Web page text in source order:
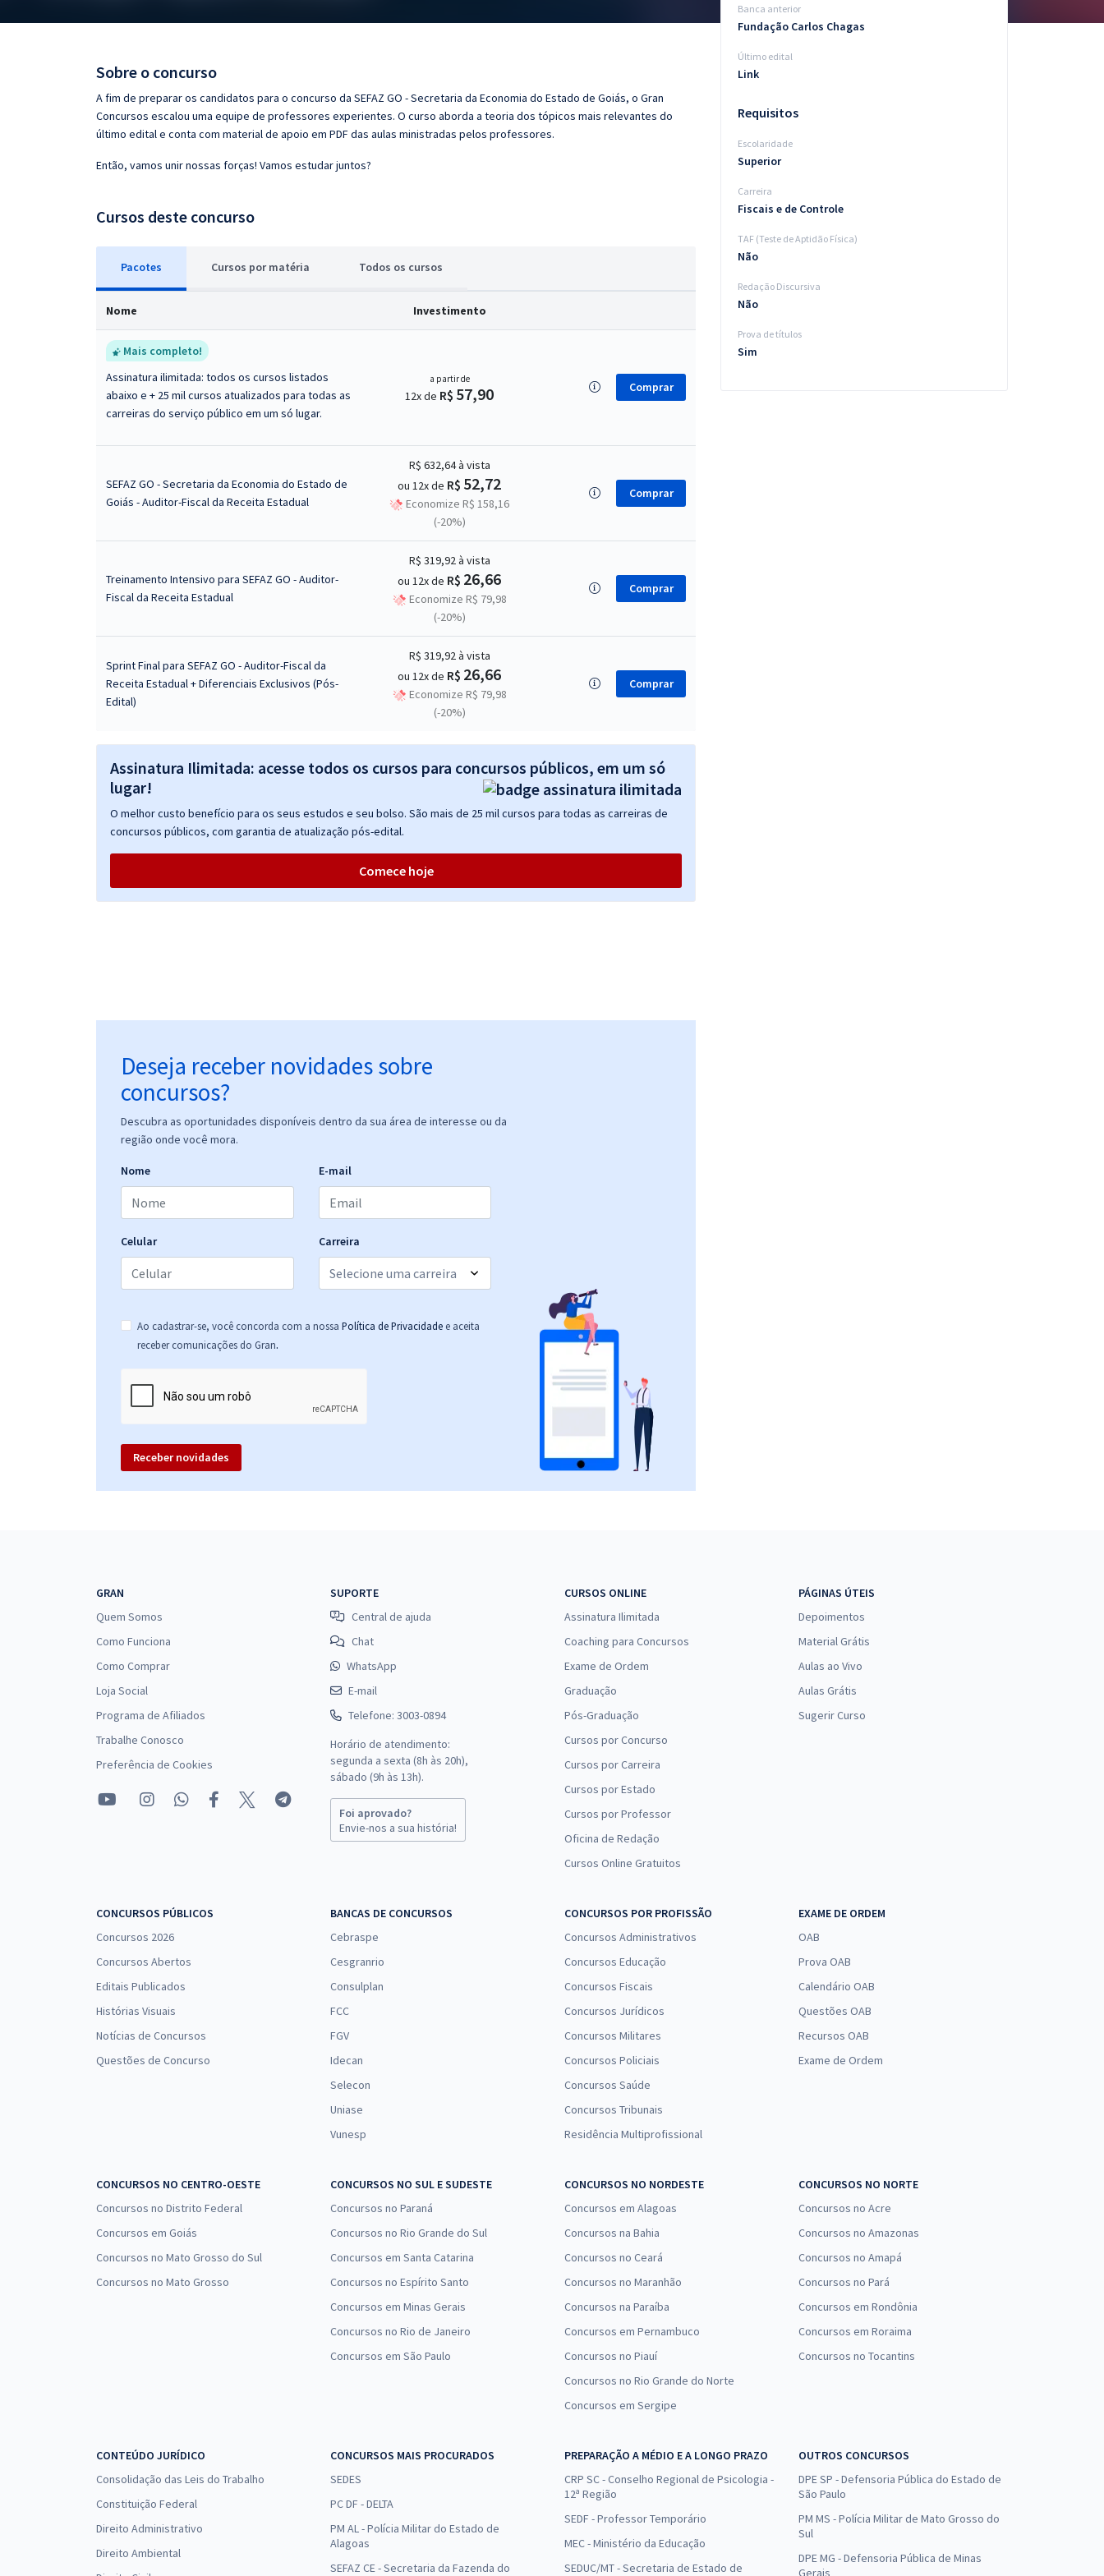
Questões grátis
Sobre o concurso
A fim de preparar os candidatos para o concurso da SEFAZ GO - Secretaria da Economia do Estado de Goiás, o Gran
Concursos escalou uma equipe de professores experientes. O curso aborda a teoria dos tópicos mais relevantes do
último edital e conta com material de apoio em PDF das aulas ministradas pelos professores.
Então, vamos unir nossas forças! Vamos estudar juntos?
Cursos deste concurso
Pacotes Cursos por matéria Todos os cursos
Nome Investimento
Mais completo!
Assinatura ilimitada: todos os cursos listados
abaixo e + 25 mil cursos atualizados para todas as
carreiras do serviço público em um só lugar.
a partir de
12x de R$ 57,90 Comprar
SEFAZ GO - Secretaria da Economia do Estado de
Goiás - Auditor-Fiscal da Receita Estadual
R$ 632,64à vista
ou 12x de R$ 52,72
Economize R$ 158,16
(-20%)
Comprar
Treinamento Intensivo para SEFAZ GO - Auditor-
Fiscal da Receita Estadual
R$ 319,92à vista
ou 12x de R$ 26,66
Economize R$ 79,98
(-20%)
Comprar
Sprint Final para SEFAZ GO - Auditor-Fiscal da
Receita Estadual + Diferenciais Exclusivos (Pós-
Edital)
R$ 319,92à vista
ou 12x de R$ 26,66
Economize R$ 79,98
(-20%)
Comprar
Assinatura Ilimitada: acesse todos os cursos para concursos públicos, em um só
lugar!
O melhor custo benefício para os seus estudos e seu bolso. São mais de 25 mil cursos para todas as carreiras de
concursos públicos, com garantia de atualização pós-edital.
Comece hoje
Deseja receber novidades sobre
concursos?
Descubra as oportunidades disponíveis dentro da sua área de interesse ou da
região onde você mora.
Nome E-mail
Celular Carreira
Ao cadastrar-se, você concorda com a nossa Política de Privacidade e aceita
receber comunicações do Gran.
Receber novidades
Banca anterior
Fundação Carlos Chagas
Último edital
Link
Requisitos
Escolaridade
Superior
Carreira
Fiscais e de Controle
TAF (Teste de Aptidão Física)
Não
Redação Discursiva
Não
Prova de títulos
Sim
GRAN
Quem Somos
Como Funciona
Como Comprar
Loja Social
Programa de Afiliados
Trabalhe Conosco
Preferência de Cookies
SUPORTE
Central de ajuda
Chat
WhatsApp
E-mail
Telefone: 3003-0894
Horário de atendimento:
segunda a sexta (8h às 20h),
sábado (9h às 13h).
Foi aprovado?
Envie-nos a sua história!
CURSOS ONLINE
Assinatura Ilimitada
Coaching para Concursos
Exame de Ordem
Graduação
Pós-Graduação
Cursos por Concurso
Cursos por Carreira
Cursos por Estado
Cursos por Professor
Oficina de Redação
Cursos Online Gratuitos
PÁGINAS ÚTEIS
Depoimentos
Material Grátis
Aulas ao Vivo
Aulas Grátis
Sugerir Curso
CONCURSOS PÚBLICOS
Concursos 2026
Concursos Abertos
Editais Publicados
Histórias Visuais
Notícias de Concursos
Questões de Concurso
BANCAS DE CONCURSOS
Cebraspe
Cesgranrio
Consulplan
FCC
FGV
Idecan
Selecon
Uniase
Vunesp
CONCURSOS POR PROFISSÃO
Concursos Administrativos
Concursos Educação
Concursos Fiscais
Concursos Jurídicos
Concursos Militares
Concursos Policiais
Concursos Saúde
Concursos Tribunais
Residência Multiprofissional
EXAME DE ORDEM
OAB
Prova OAB
Calendário OAB
Questões OAB
Recursos OAB
Exame de Ordem
CONCURSOS NO CENTRO-OESTE
Concursos no Distrito Federal
Concursos em Goiás
Concursos no Mato Grosso do Sul
Concursos no Mato Grosso
CONCURSOS NO SUL E SUDESTE
Concursos no Paraná
Concursos no Rio Grande do Sul
Concursos em Santa Catarina
Concursos no Espírito Santo
Concursos em Minas Gerais
Concursos no Rio de Janeiro
Concursos em São Paulo
CONCURSOS NO NORDESTE
Concursos em Alagoas
Concursos na Bahia
Concursos no Ceará
Concursos no Maranhão
Concursos na Paraíba
Concursos em Pernambuco
Concursos no Piauí
Concursos no Rio Grande do Norte
Concursos em Sergipe
CONCURSOS NO NORTE
Concursos no Acre
Concursos no Amazonas
Concursos no Amapá
Concursos no Pará
Concursos em Rondônia
Concursos em Roraima
Concursos no Tocantins
CONTEÚDO JURÍDICO
Consolidação das Leis do Trabalho
Constituição Federal
Direito Administrativo
Direito Ambiental
CONCURSOS MAIS PROCURADOS
SEDES
PC DF - DELTA
PM AL - Polícia Militar do Estado de
Alagoas
SEFAZ CE - Secretaria da Fazenda do
PREPARAÇÃO A MÉDIO E A LONGO PRAZO
CRP SC - Conselho Regional de Psicologia -
12ª Região
SEDF - Professor Temporário
MEC - Ministério da Educação
SEDUC/MT - Secretaria de Estado de
OUTROS CONCURSOS
DPE SP - Defensoria Pública do Estado de
São Paulo
PM MS - Polícia Militar de Mato Grosso do
Sul
DPE MG - Defensoria Pública de Minas
Gerais